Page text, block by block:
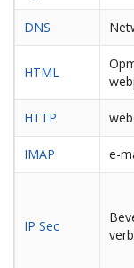
DNS
HTML
HTTP
IMAP e-
IP Sec